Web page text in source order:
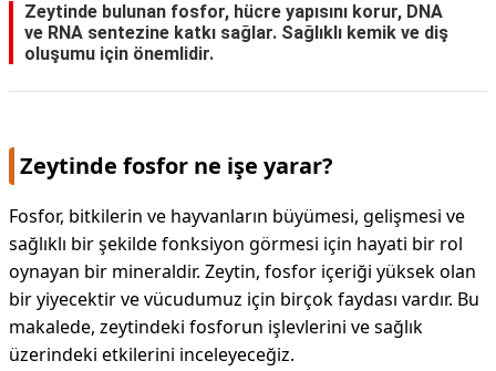
Zeytinde bulunan fosfor, hücre yapısını korur, DNA
ve RNA sentezine katkı sağlar. Sağlıklı kemik ve diş
oluşumu için önemlidir.
Zeytinde fosfor ne işe yarar?
Fosfor, bitkilerin ve hayvanların büyümesi, gelişmesi ve
sağlıklı bir şekilde fonksiyon görmesi için hayati bir rol
oynayan bir mineraldir. Zeytin, fosfor içeriği yüksek olan
bir yiyecektir ve vücudumuz için birçok faydası vardır. Bu
makalede, zeytindeki fosforun işlevlerini ve sağlık
üzerindeki etkilerini inceleyeceğiz.